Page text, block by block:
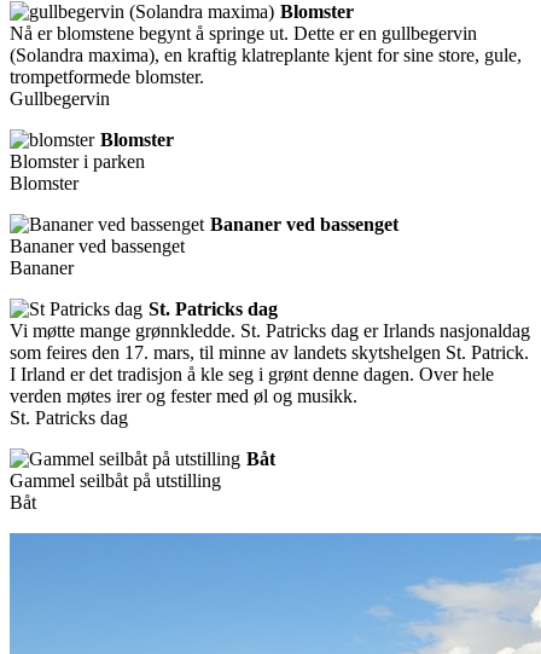
Blomster
Nå er blomstene begynt å springe ut. Dette er en gullbegervin
(Solandra maxima), en kraftig klatreplante kjent for sine store, gule,
trompetformede blomster.
Gullbegervin
Blomster
Blomster i parken
Blomster
Bananer ved bassenget
Bananer ved bassenget
Bananer
St. Patricks dag
Vi møtte mange grønnkledde. St. Patricks dag er Irlands nasjonaldag
som feires den 17. mars, til minne av landets skytshelgen St. Patrick.
I Irland er det tradisjon å kle seg i grønt denne dagen. Over hele
verden møtes irer og fester med øl og musikk.
St. Patricks dag
Båt
Gammel seilbåt på utstilling
Båt